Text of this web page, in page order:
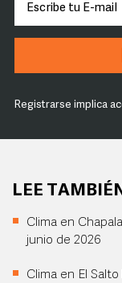
Registrarse implica
LEE
Clima en
junio de 2026
Clima en El